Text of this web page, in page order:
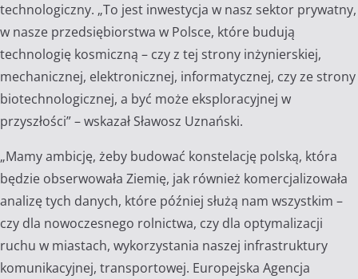
technologiczny. „To jest inwestycja w nasz sektor prywatny,
w nasze przedsiębiorstwa w Polsce, które budują
technologię kosmiczną – czy z tej strony inżynierskiej,
mechanicznej, elektronicznej, informatycznej, czy ze strony
biotechnologicznej, a być może eksploracyjnej w
przyszłości” – wskazał Sławosz Uznański.
„Mamy ambicję, żeby budować konstelację polską, która
będzie obserwowała Ziemię, jak również komercjalizowała
analizę tych danych, które później służą nam wszystkim –
czy dla nowoczesnego rolnictwa, czy dla optymalizacji
ruchu w miastach, wykorzystania naszej infrastruktury
komunikacyjnej, transportowej. Europejska Agencja